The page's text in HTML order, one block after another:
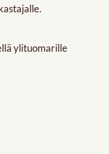
ylituomarille